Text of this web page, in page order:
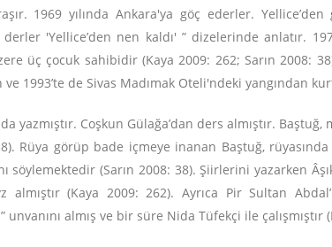
1969 yılında Ankara'ya göç ederler.
'Yellice’den nen kaldı' ” dizelerinde anlatır.
üç çocuk sahibidir (Kaya 2009: 262; Sarın 2008:
1993’te de Sivas Madımak Oteli'ndeki yangından
Coşkun Gülağa’dan ders almıştır. Baştuğ,
Rüya görüp bade içmeye inanan Baştuğ,
(Sarın 2008: 38). Şiirlerini yazarken
(Kaya 2009: 262). Ayrıca Pir Sultan
unvanını almış ve bir süre Nida Tüfekçi ile çalışmıştır